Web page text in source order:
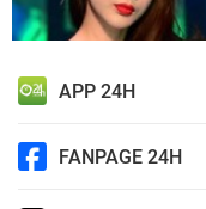
APP 24H
FANPAGE 24H